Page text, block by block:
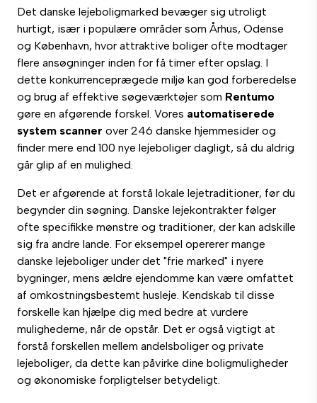
Det danske lejeboligmarked bevæger sig utroligt
hurtigt, især i populære områder som Århus, Odense
og København, hvor attraktive boliger ofte modtager
flere ansøgninger inden for få timer efter opslag. I
dette konkurrenceprægede miljø kan god forberedelse
og brug af effektive søgeværktøjer som Rentumo
gøre en afgørende forskel. Vores automatiserede
system scanner over 246 danske hjemmesider og
finder mere end 100 nye lejeboliger dagligt, så du aldrig
går glip af en mulighed.
Det er afgørende at forstå lokale lejetraditioner, før du
begynder din søgning. Danske lejekontrakter følger
ofte specifikke mønstre og traditioner, der kan adskille
sig fra andre lande. For eksempel opererer mange
danske lejeboliger under det "frie marked" i nyere
bygninger, mens ældre ejendomme kan være omfattet
af omkostningsbestemt husleje. Kendskab til disse
forskelle kan hjælpe dig med bedre at vurdere
mulighederne, når de opstår. Det er også vigtigt at
forstå forskellen mellem andelsboliger og private
lejeboliger, da dette kan påvirke dine boligmuligheder
og økonomiske forpligtelser betydeligt.